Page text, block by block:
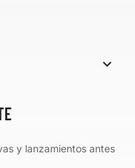

y lanzamientos antes